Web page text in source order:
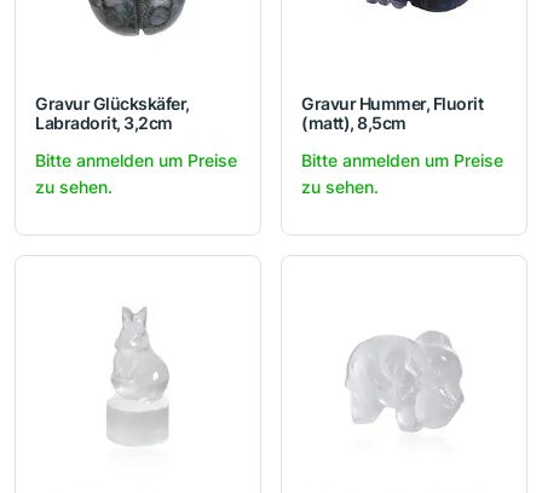
Gravur Glückskäfer,
Labradorit, 3,2cm
Bitte anmelden um Preise
zu sehen.
Gravur Hummer, Fluorit
(matt), 8,5cm
Bitte anmelden um Preise
zu sehen.